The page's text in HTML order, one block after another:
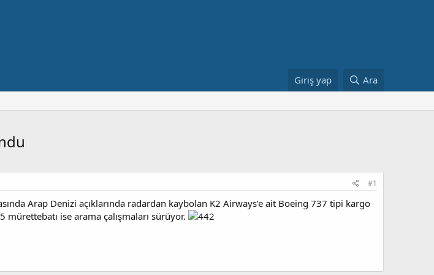
Giriş yap Ara
#1
Arap Denizi açıklarında radardan kaybolan K2 Airways’e ait Boeing 737 tipi kargo
mürettebatı ise arama çalışmaları sürüyor.